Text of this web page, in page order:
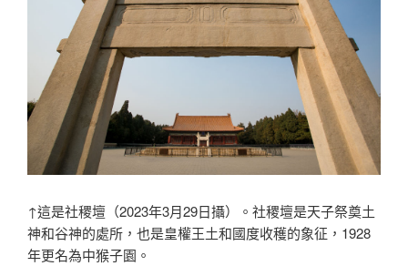
↑這是社稷壇（2023年3月29日攝）。社稷壇是天子祭奠土
神和谷神的處所，也是皇權王土和國度收穫的象征，1928
年更名為中猴子園。